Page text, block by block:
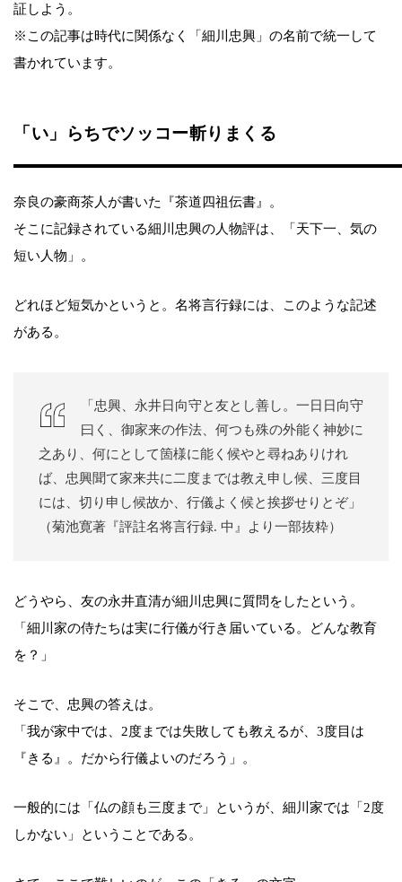
証しよう。
※この記事は時代に関係なく「細川忠興」の名前で統一して
書かれています。
「い」らちでソッコー斬りまくる
奈良の豪商茶人が書いた『茶道四祖伝書』。
そこに記録されている細川忠興の人物評は、「天下一、気の
短い人物」。
どれほど短気かというと。名将言行録には、このような記述
がある。
「忠興、永井日向守と友とし善し。一日日向守
曰く、御家来の作法、何つも殊の外能く神妙に
之あり、何にとして箇様に能く候やと尋ねありけれ
ば、忠興聞て家来共に二度までは教え申し候、三度目
には、切り申し候故か、行儀よく候と挨拶せりとぞ」
（菊池寛著『評註名将言行録. 中』より一部抜粋）
どうやら、友の永井直清が細川忠興に質問をしたという。
「細川家の侍たちは実に行儀が行き届いている。どんな教育
を？」
そこで、忠興の答えは。
「我が家中では、2度までは失敗しても教えるが、3度目は
『きる』。だから行儀よいのだろう」。
一般的には「仏の顔も三度まで」というが、細川家では「2度
しかない」ということである。